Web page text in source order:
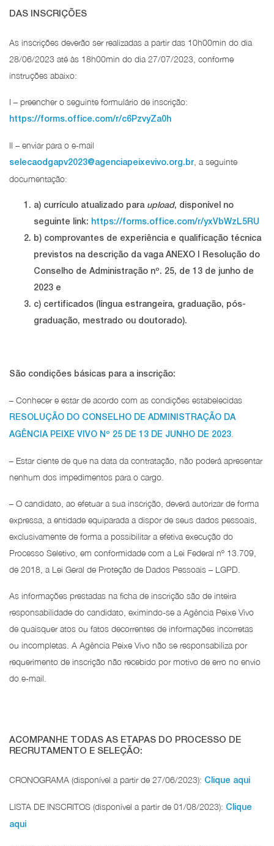
DAS INSCRIÇÕES
As inscrições deverão ser realizadas a partir das 10h00min do dia
28/06/2023 até às 18h00min do dia 27/07/2023, conforme
instruções abaixo:
I – preencher o seguinte formulário de inscrição:
https://forms.office.com/r/c6PzvyZa0h
II – enviar para o e-mail
selecaodgapv2023@agenciapeixevivo.org.br , a seguinte
documentação:
a) currículo atualizado para upload, disponível no
seguinte link: https://forms.office.com/r/yxVbWzL5RU
b) comprovantes de experiência e qualificação técnica
previstos na descrição da vaga ANEXO I Resolução do
Conselho de Administração nº. 25, de 13 de junho de
2023 e
c) certificados (língua estrangeira, graduação, pós-
graduação, mestrado ou doutorado).
São condições básicas para a inscrição:
– Conhecer e estar de acordo com as condições estabelecidas
RESOLUÇÃO DO CONSELHO DE ADMINISTRAÇÃO DA
AGÊNCIA PEIXE VIVO Nº 25 DE 13 DE JUNHO DE 2023
– Estar ciente de que na data da contratação, não poderá apresentar
nenhum dos impedimentos para o cargo.
– O candidato, ao efetuar a sua inscrição, deverá autorizar de forma
expressa, a entidade equiparada a dispor de seus dados pessoais,
exclusivamente de forma a possibilitar a efetiva execução do
Processo Seletivo, em conformidade com a Lei Federal nº 13.709,
de 2018, a Lei Geral de Proteção de Dados Pessoais – LGPD.
As informações prestadas na ficha de inscrição são de inteira
responsabilidade do candidato, eximindo-se a Agência Peixe Vivo
de quaisquer atos ou fatos decorrentes de informações incorretas
ou incompletas. A Agência Peixe Vivo não se responsabiliza por
requerimento de inscrição não recebido por motivo de erro no envio
do e-mail.
ACOMPANHE TODAS AS ETAPAS DO PROCESSO DE
RECRUTAMENTO E SELEÇÃO:
CRONOGRAMA (disponível a partir de 27/06/2023): Clique aqui
LISTA DE INSCRITOS (disponível a partir de 01/08/2023): Clique
aqui